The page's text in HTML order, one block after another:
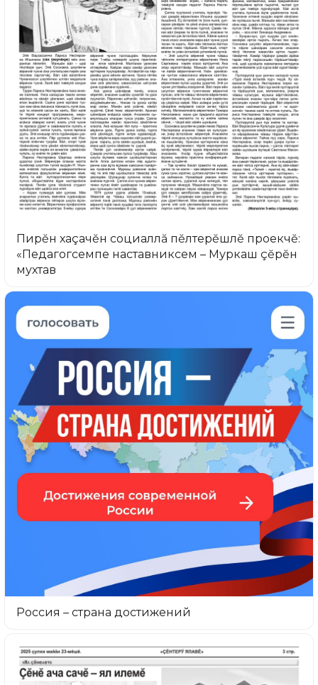
Пирĕн хаçачĕн социаллă пĕлтерĕшлĕ проекчĕ:
«Педагогсемпе наставниксем – Муркаш çĕрĕн
мухтав
Россия – страна достижений